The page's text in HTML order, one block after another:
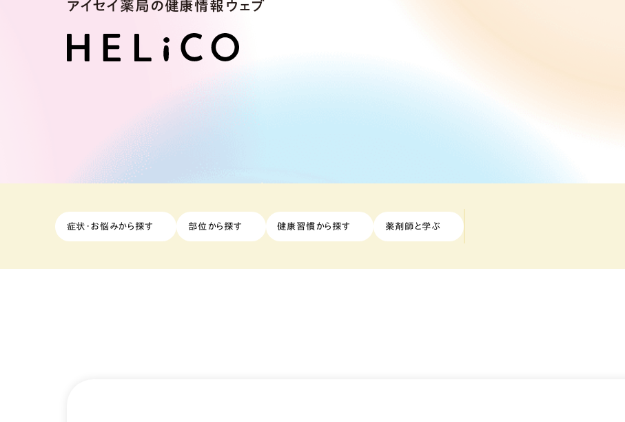
アイセイ薬局の健康情報ウェブ
症状・お悩みから探す 部位から探す 健康習慣から探す 薬剤師と学ぶ